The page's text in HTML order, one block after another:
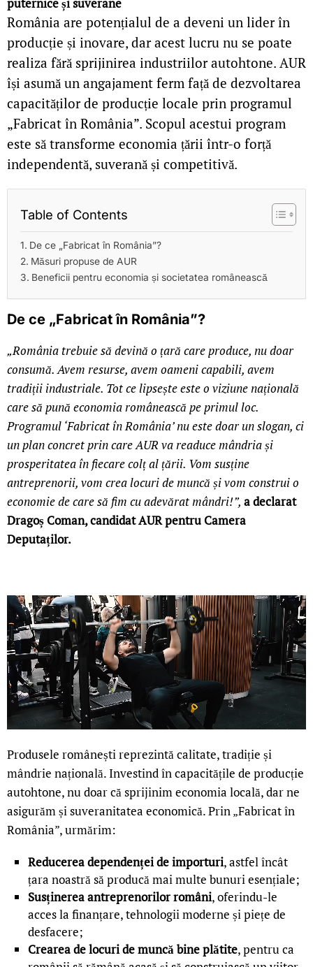
puternice și suverane
România are potențialul de a deveni un lider în
producție și inovare, dar acest lucru nu se poate
realiza fără sprijinirea industriilor autohtone. AUR
își asumă un angajament ferm față de dezvoltarea
capacităților de producție locale prin programul
„Fabricat în România”. Scopul acestui program
este să transforme economia țării într-o forță
independentă, suverană și competitivă.
Table of Contents
De ce „Fabricat în România”?
Măsuri propuse de AUR
Beneficii pentru economia și societatea românească
De ce „Fabricat în România”?
„România trebuie să devină o țară care produce, nu doar
consumă. Avem resurse, avem oameni capabili, avem
tradiții industriale. Tot ce lipsește este o viziune națională
care să pună economia românească pe primul loc.
Programul ‘Fabricat în România’ nu este doar un slogan, ci
un plan concret prin care AUR va readuce mândria și
prosperitatea în fiecare colț al țării. Vom susține
antreprenorii, vom crea locuri de muncă și vom construi o
economie de care să fim cu adevărat mândri!”, a declarat
Dragoș Coman, candidat AUR pentru Camera
Deputaților.
Produsele românești reprezintă calitate, tradiție și
mândrie națională. Investind în capacitățile de producție
autohtone, nu doar că sprijinim economia locală, dar ne
asigurăm și suveranitatea economică. Prin „Fabricat în
România”, urmărim:
Reducerea dependenței de importuri, astfel încât
țara noastră să producă mai multe bunuri esențiale;
Susținerea antreprenorilor români, oferindu-le
acces la finanțare, tehnologii moderne și piețe de
desfacere;
Crearea de locuri de muncă bine plătite, pentru ca